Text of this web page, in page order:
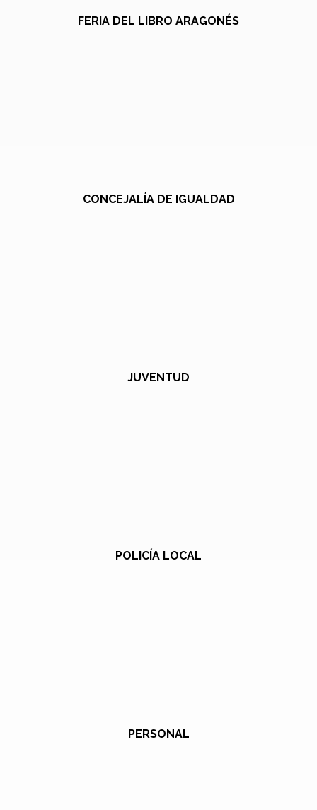
FERIA DEL LIBRO ARAGONÉS
CONCEJALÍA DE IGUALDAD
JUVENTUD
POLICÍA LOCAL
PERSONAL